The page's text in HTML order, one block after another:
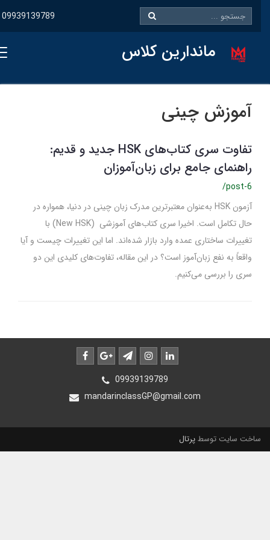
09939139789
ماندارین کلاس
آموزش چینی
تفاوت سری کتاب‌های HSK جدید و قدیم:
راهنمای جامع برای زبان‌آموزان
/post-6
آزمون HSK به‌عنوان معتبرترین مدرک زبان چینی در دنیا، همواره در
حال تکامل است. اخیرا سری کتاب‌های آموزشی (New HSK) با
تغییرات ساختاری عمده وارد بازار شده‌اند. اما این تغییرات چیست و آیا
واقعاً به نفع زبان‌آموز است؟ در این مقاله، تفاوت‌های کلیدی این دو
سری را بررسی می‌کنیم.
09939139789
mandarinclassGP@gmail.com
ساخت سایت توسطپرتال